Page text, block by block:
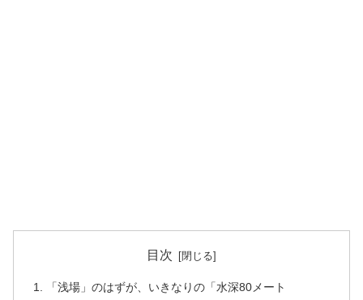
目次
「浅場」のはずが、いきなりの「水深80メート